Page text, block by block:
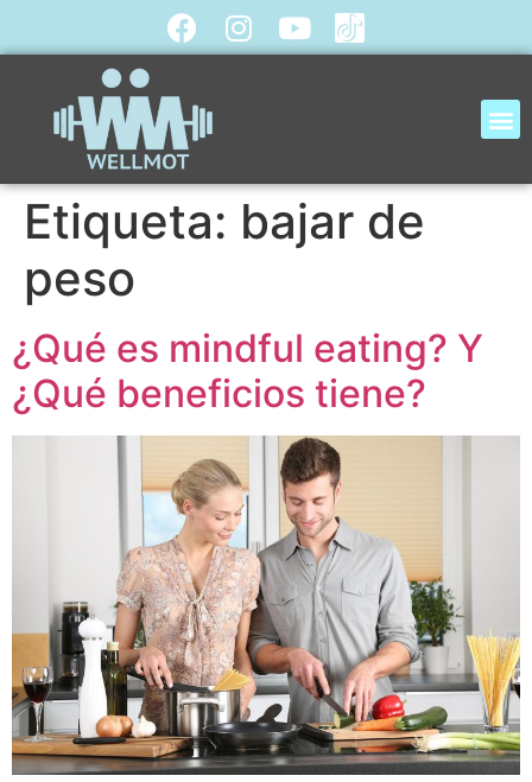
Etiqueta: bajar de
peso
¿Qué es mindful eating? Y
¿Qué beneficios tiene?